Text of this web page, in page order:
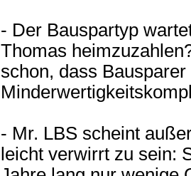
- Der Bauspartyp
Thomas
schon, dass
- Mr. LBS scheint
leicht verwirrt zu sein: